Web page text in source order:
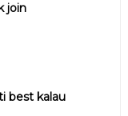
join
best kalau